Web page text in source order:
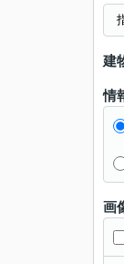
建
情
画